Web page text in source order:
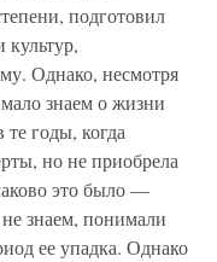
подготовил
культур,
Однако, несмотря
знаем о жизни
годы, когда
но не приобрела
это было —
знаем, понимали
ее упадка. Однако